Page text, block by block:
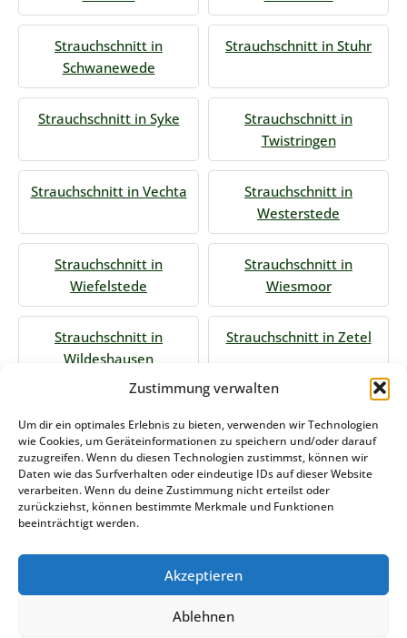
Zustimmung verwalten
Um dir ein optimales Erlebnis zu bieten, verwenden wir Technologien
wie Cookies, um Geräteinformationen zu speichern und/oder darauf
zuzugreifen. Wenn du diesen Technologien zustimmst, können wir
Daten wie das Surfverhalten oder eindeutige IDs auf dieser Website
verarbeiten. Wenn du deine Zustimmung nicht erteilst oder
zurückziehst, können bestimmte Merkmale und Funktionen
beeinträchtigt werden.
Akzeptieren
Ablehnen
Strauchschnitt in
Schwanewede
Strauchschnitt in Stuhr
Strauchschnitt in Syke
Strauchschnitt in
Twistringen
Strauchschnitt in Vechta
Strauchschnitt in
Westerstede
Strauchschnitt in
Wiefelstede
Strauchschnitt in
Wiesmoor
Strauchschnitt in
Wildeshausen
Strauchschnitt in Zetel
Jetzt Anfrage stellen
Zum Formular
Das könnte Sie auch interessieren
Winterdienst Sachsen-Anhalt